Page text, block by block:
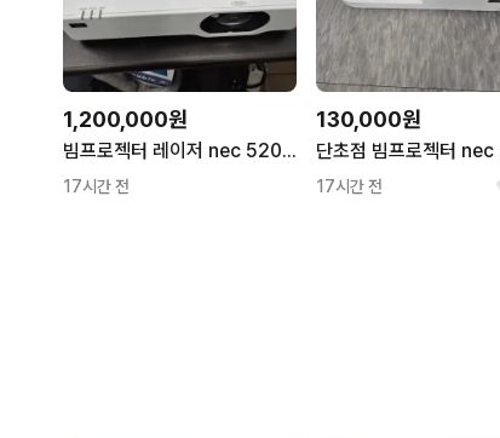
1,200,000원
빔프로젝터 레이저 nec 5200안시 wuxga
17시간 전
130,000원
17시간 전